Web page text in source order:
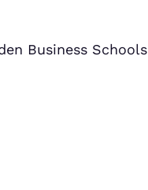
Business Schools